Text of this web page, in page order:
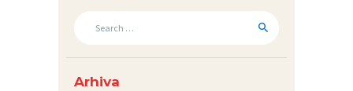
Arhiva